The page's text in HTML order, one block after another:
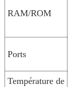
RAM/ROM
Ports
Température de